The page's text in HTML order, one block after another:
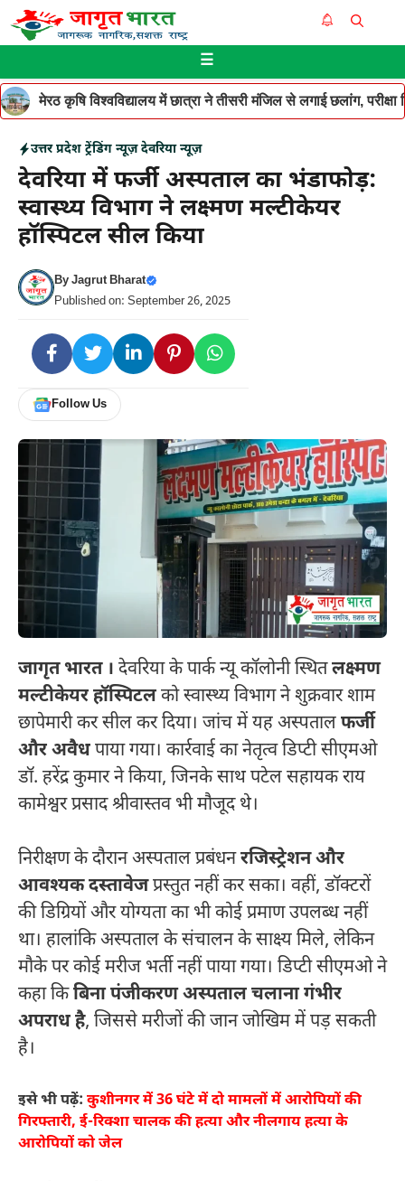
Skip
to
☰
मेरठ कृषि विश्वविद्यालय में छात्रा ने तीसरी मंजिल से लगाई छलांग,
उत्तर प्रदेश ट्रेंडिंग न्यूज़ देवरिया न्यूज़
देवरिया में फर्जी अस्पताल का भंडाफोड़:
स्वास्थ्य विभाग ने लक्ष्मण मल्टीकेयर
हॉस्पिटल सील किया
ByJagrut Bharat
Published on: September 26, 2025
Follow Us
जागृत भारत । देवरिया के पार्क न्यू कॉलोनी स्थितलक्ष्मण
मल्टीकेयर हॉस्पिटलको स्वास्थ्य विभाग ने शुक्रवार शाम
छापेमारी कर सील कर दिया। जांच में यह अस्पतालफर्जी
और अवैधपाया गया। कार्रवाई का नेतृत्व डिप्टी सीएमओ
डॉ. हरेंद्र कुमार ने किया, जिनके साथ पटेल सहायक राय
कामेश्वर प्रसाद श्रीवास्तव भी मौजूद थे।
निरीक्षण के दौरान अस्पताल प्रबंधनरजिस्ट्रेशन और
आवश्यक दस्तावेजप्रस्तुत नहीं कर सका। वहीं, डॉक्टरों
की डिग्रियों और योग्यता का भी कोई प्रमाण उपलब्ध नहीं
था। हालांकि अस्पताल के संचालन के साक्ष्य मिले, लेकिन
मौके पर कोई मरीज भर्ती नहीं पाया गया। डिप्टी सीएमओ ने
कहा किबिना पंजीकरण अस्पताल चलाना गंभीर
अपराध है, जिससे मरीजों की जान जोखिम में पड़ सकती
है।
इसे भी पढ़ें: कुशीनगर में 36 घंटे में दो मामलों में आरोपियों की
गिरफ्तारी, ई-रिक्शा चालक की हत्या और नीलगाय हत्या के
आरोपियों को जेल